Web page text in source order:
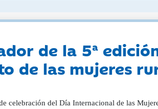
de la 5ª
de las mujeres
celebración del Día Internacional de las